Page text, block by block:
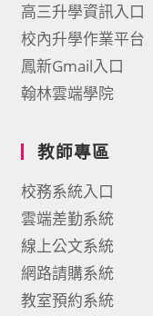
高三升學資訊入口
校內升學作業平台
鳳新Gmail入口
翰林雲端學院
教師專區
校務系統入口
雲端差勤系統
線上公文系統
網路請購系統
教室預約系統